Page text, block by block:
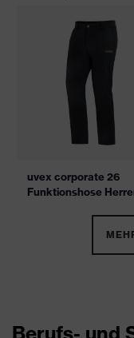
uvex corporate 26
Funktionshose
Berufs- und